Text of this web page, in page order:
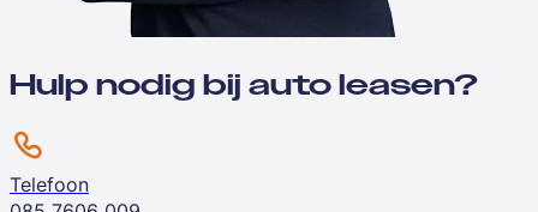
Hulp nodig bij auto leasen?
Telefoon